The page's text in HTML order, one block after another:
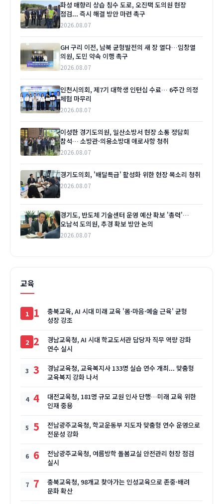
화성 매향리 상습 침수 도로, 오진택 도의원 현장
점검... 즉시 해결 방안 마련 촉구
2026.08.07
GH 구리 이전, 남북 균형발전의 새 장 열다…임창열
의원, 도민 약속 이행 촉구
2026.08.07
인천시의회, 제7기 대학생 인턴십 수료… 6주간 의정
체험 마무리
2026.08.07
이성한 경기도의원, 일산소방서 현장 소통 정담회
참석… 소방관·의용소방대 애로사항 청취
2026.08.07
경기도의회, '배달특급' 활성화 위한 현장 목소리 청취
2026.08.07
경기도, 반도체 기술센터 운영 예산 확보 '총력'…
오남석 도의원, 추경 확보 방안 논의
2026.08.07
교육
1
충북교육, AI 시대 미래 교육 '몸·마음·예술 근육' 균형
성장 강조
2
경남교육청, AI 시대 학교도서관 담당자 직무 역량 강화
연수 실시
3
경남교육청, 교육복지사 133명 실습 연수 개최... 맞춤형
교육복지 강화 나서
4
대전교육청, 181명 규모 교원 인사 단행…미래 교육 위한
인재 중용
5
전남광주교육청, 학교운동부 지도자 맞춤형 연수 운영으로
전문성 강화
6
전남광주교육청, 여름방학 돌봄교실 안전관리 현장 점검
실시
7
충북교육청, 98개교 찾아가는 인성교육으로 존중·배려
문화 확산